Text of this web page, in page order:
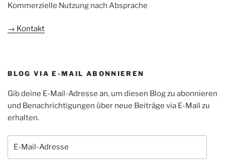
Kommerzielle Nutzung nach Absprache
→ Kontakt
BLOG VIA E-MAIL ABONNIEREN
Gib deine E-Mail-Adresse an, um diesen Blog zu abonnieren
und Benachrichtigungen über neue Beiträge via E-Mail zu
erhalten.